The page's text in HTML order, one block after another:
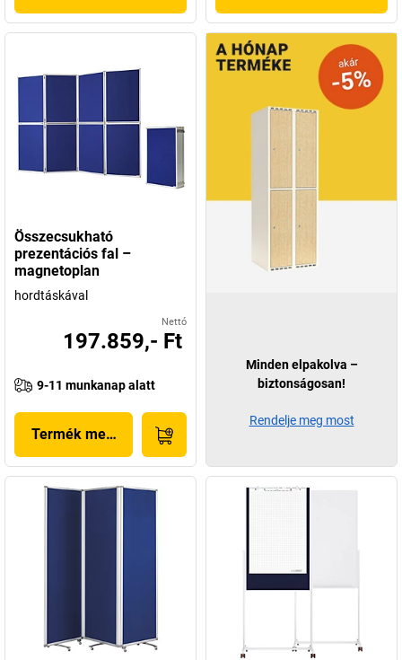
Összecsukható
prezentációs fal –
magnetoplan
hordtáskával
Nettó
197.859,- Ft
9-11 munkanap alatt
Termék megjelenítése
Minden elpakolva –
biztonságosan!
Rendelje meg most